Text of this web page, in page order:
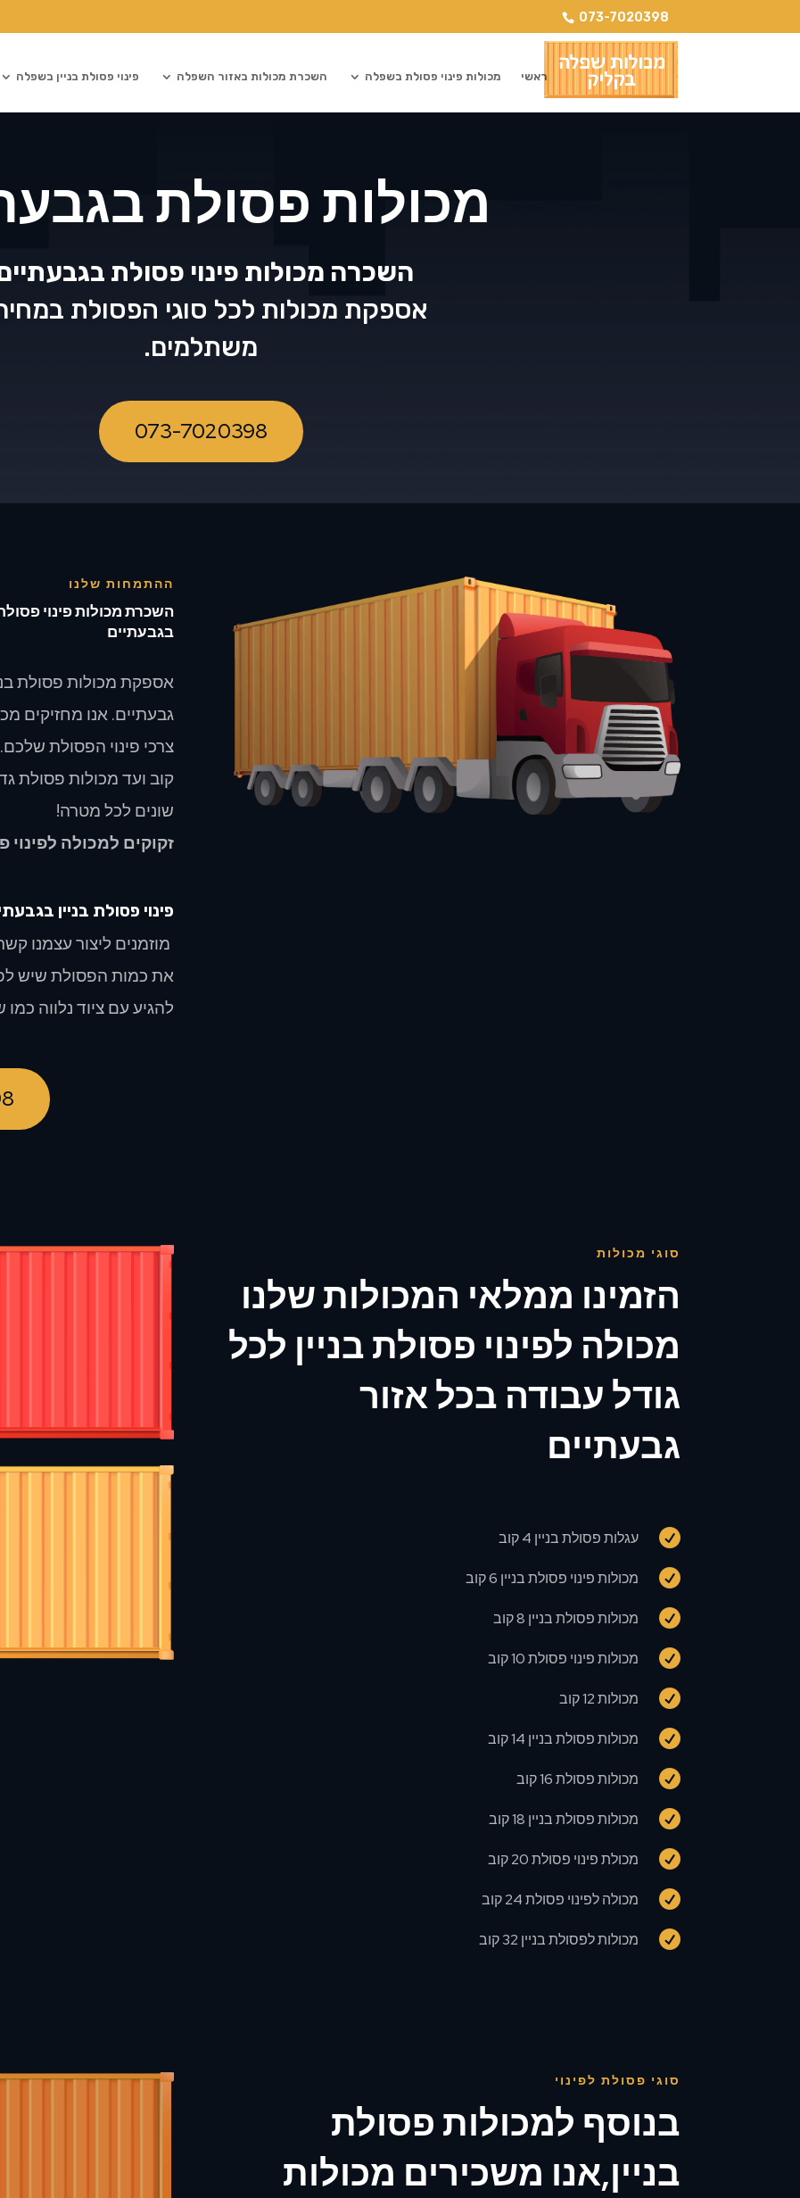
073-7020398
ראשי מכולות פינוי פסולת בשפלה השכרת מכולות באזור השפלה פינוי פסולת בניין בשפלה
מכולות פסולת
השכרה מכולות פינוי פסולת
אספקת מכולות לכל סוגי הפסולת
משתלמים.
073-7020398
ההתמחות שלנו
השכרת מכולות פינוי
בגבעתיים
אספקת מכולות פסולת
גבעתיים. אנו מחזיקים
שונים לכל מטרה!
זקוקים למכולה
פינוי פסולת בניין ב
מוזמנים ליצור עצמנו
את כמות הפסולת שיש
להגיע עם ציוד נלווה כמו
סוגי מכולות
הזמינו ממלאי המכולות שלנו
מכולה לפינוי פסולת בניין לכל
גודל עבודה בכל אזור
גבעתיים
 עגלות פסולת בניין 4 קוב
 מכולות פינוי פסולת בניין 6 קוב
 מכולות פסולת בניין 8 קוב
 מכולות פינוי פסולת 10 קוב
 מכולות 12 קוב
 מכולות פסולת בניין 14 קוב
 מכולות פסולת 16 קוב
 מכולות פסולת בניין 18 קוב
 מכולת פינוי פסולת 20 קוב
 מכולה לפינוי פסולת 24 קוב
 מכולות לפסולת בניין 32 קוב
סוגי פסולת לפינוי
בנוסף למכולות פסולת
בניין,אנו משכירים מכולות